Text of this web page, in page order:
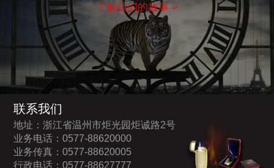
了解我们的故事 >
联系我们
地址：浙江省温州市炬光园炬诚路2号
业务电话：0577-88620000
业务传真：0577-88620005
行政电话：0577-88627777